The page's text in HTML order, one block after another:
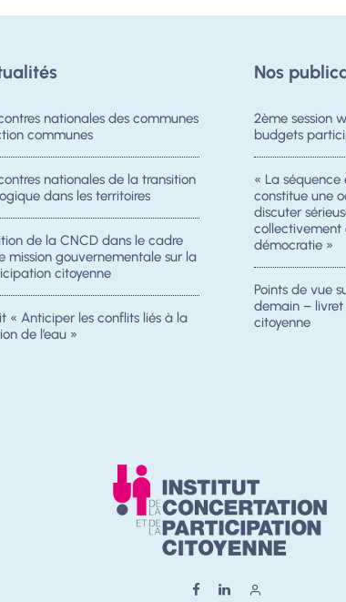
nationales des communes
communes
nationales de la transition
dans les territoires
de la CNCD dans le cadre
mission gouvernementale sur la
citoyenne
« Anticiper les conflits liés à la
de l’eau »
Nos
2ème session
budgets
« La
constitue une
discuter
collectivement
démocratie »
Points de vue
demain –
citoyenne